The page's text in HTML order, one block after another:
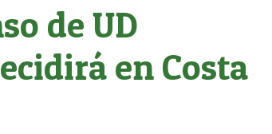
de UD
en Costa